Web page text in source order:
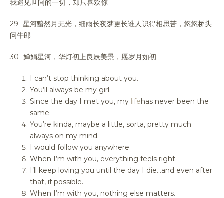
我遇见世间的一切，却只喜欢你
29- 星河黯然月无光，细雨长夜梦更长谁人识得相思苦，悠悠桥头
问牛郎
30- 婵娟星河，华灯初上良辰美景，愿岁月如初
I can’t stop thinking about you.
You’ll always be my girl.
Since the day I met you, my lifehas never been the
same.
You’re kinda, maybe a little, sorta, pretty much
always on my mind.
I would follow you anywhere.
When I’m with you, everything feels right.
I’ll keep loving you until the day I die…and even after
that, if possible.
When I’m with you, nothing else matters.